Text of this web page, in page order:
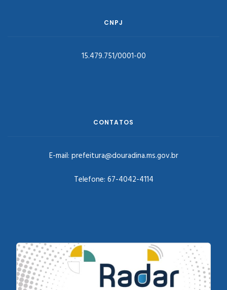
CNPJ
15.479.751/0001-00
CONTATOS
E-mail: prefeitura@douradina.ms.gov.br
Telefone: 67-4042-4114